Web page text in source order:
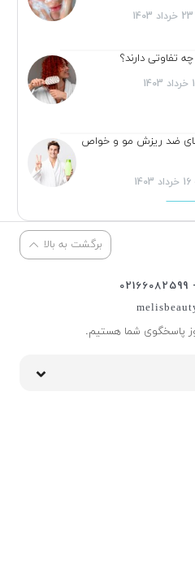
تفاوتی دارند؟
ضد ریزش مو و خواص
برگشت به بالا